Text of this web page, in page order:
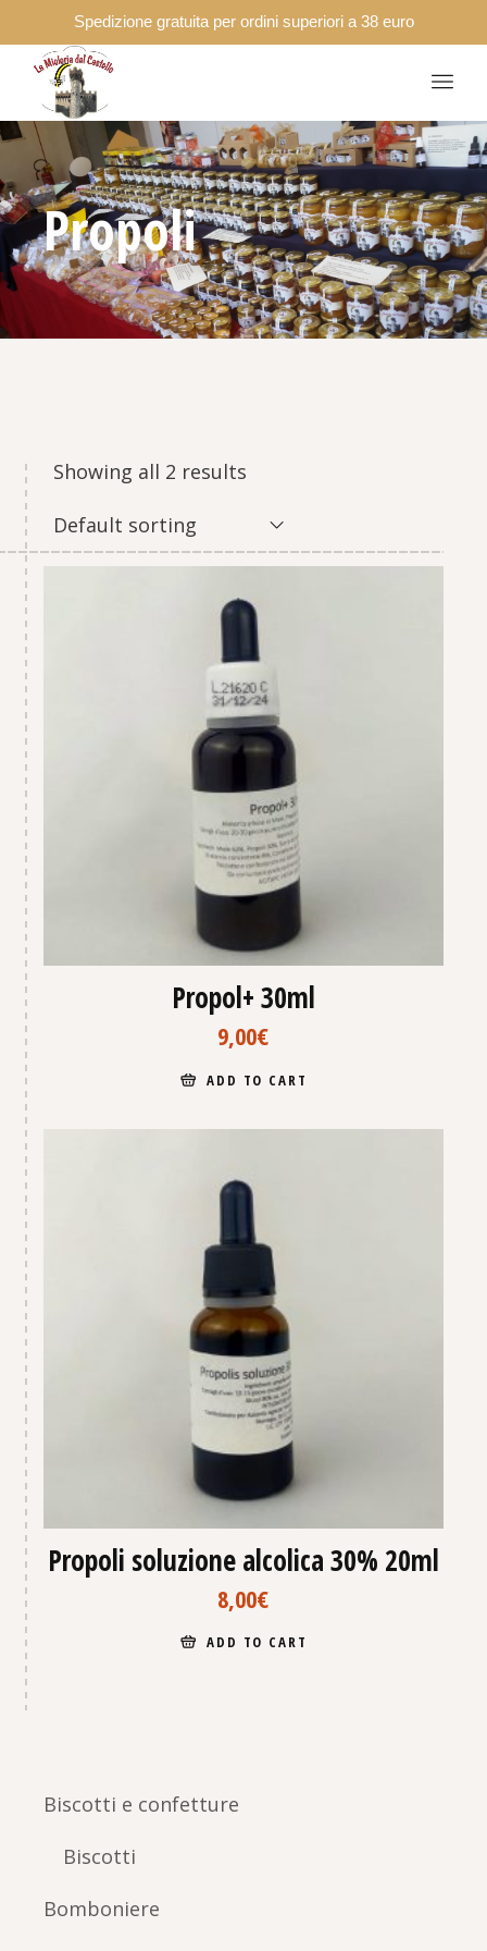
Spedizione gratuita per ordini superiori a 38 euro
Propoli
Showing all 2 results
Default sorting
Propol+ 30ml
9,00€
ADD TO CART
Propoli soluzione alcolica 30% 20ml
8,00€
ADD TO CART
Biscotti e confetture
Biscotti
Bomboniere